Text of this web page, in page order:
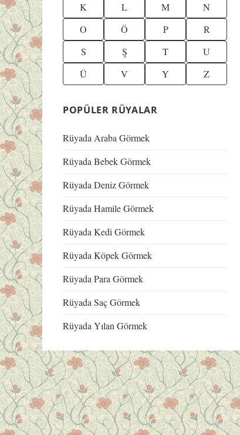
K
L M
N
O
Ö P
R
S
Ş T
U
Ü
V Y Z
POPÜLER RÜYALAR
Rüyada Araba Görmek
Rüyada Bebek Görmek
Rüyada Deniz Görmek
Rüyada Hamile Görmek
Rüyada Kedi Görmek
Rüyada Köpek Görmek
Rüyada Para Görmek
Rüyada Saç Görmek
Rüyada Yılan Görmek